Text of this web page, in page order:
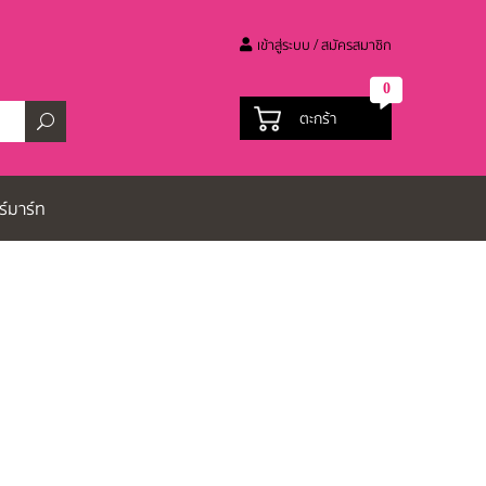
เข้าสู่ระบบ / สมัครสมาชิก
ตะกร้า
0
มาร์ท